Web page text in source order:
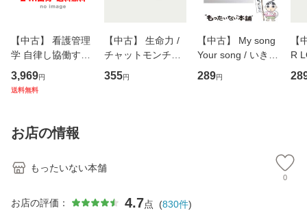
【中古】 看護管理
学 自律し協働する
専門職の看護マネ
ジメントスキル 改
恵 藤本幸三 / 南江
堂 [単行
3,969円
送料無料
【中古】 生命力 /
チャットモンチー /
キューンレコード
[CD]【メール便送
355円
【中古】 My song
Your song / いきも
のがかり / [CD]
【メール便送料無
289円
【
R
産
お店の情報
もったいない本舗
0
お店の評価： 4.7点 (830件)